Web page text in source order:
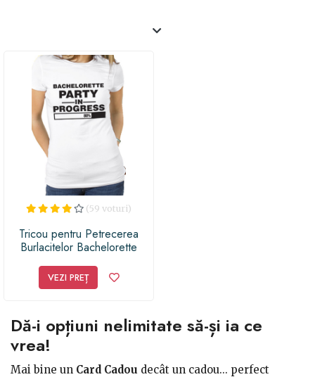
(59 voturi)
Tricou pentru Petrecerea
Burlacitelor Bachelorette
VEZI PREȚ
Dă-i opțiuni nelimitate să-și ia ce
vrea!
Mai bine un Card Cadou decât un cadou... perfect